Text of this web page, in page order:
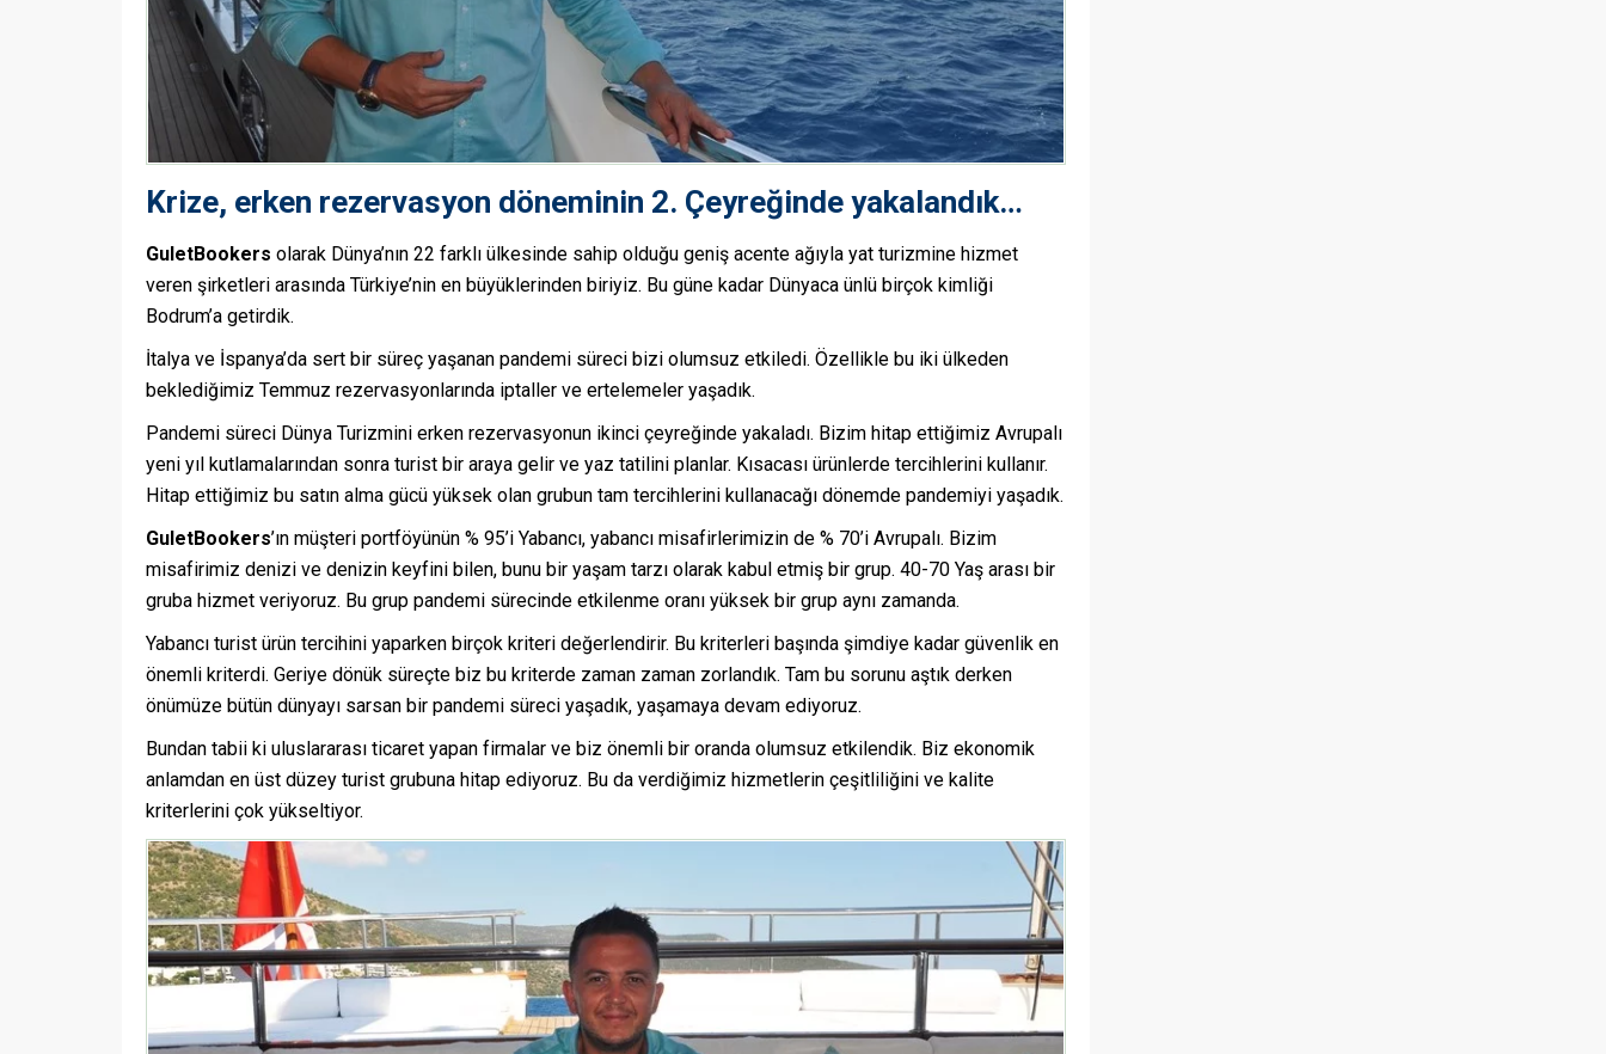
Krize, erken rezervasyon döneminin 2. Çeyreğinde yakalandık…
GuletBookers olarak Dünya’nın 22 farklı ülkesinde sahip olduğu geniş acente ağıyla yat turizmine hizmet
veren şirketleri arasında Türkiye’nin en büyüklerinden biriyiz. Bu güne kadar Dünyaca ünlü birçok kimliği
Bodrum’a getirdik.
İtalya ve İspanya’da sert bir süreç yaşanan pandemi süreci bizi olumsuz etkiledi. Özellikle bu iki ülkeden
beklediğimiz Temmuz rezervasyonlarında iptaller ve ertelemeler yaşadık.
Pandemi süreci Dünya Turizmini erken rezervasyonun ikinci çeyreğinde yakaladı. Bizim hitap ettiğimiz Avrupalı
yeni yıl kutlamalarından sonra turist bir araya gelir ve yaz tatilini planlar. Kısacası ürünlerde tercihlerini kullanır.
Hitap ettiğimiz bu satın alma gücü yüksek olan grubun tam tercihlerini kullanacağı dönemde pandemiyi yaşadık.
GuletBookers’ın müşteri portföyünün % 95’i Yabancı, yabancı misafirlerimizin de % 70’i Avrupalı. Bizim
misafirimiz denizi ve denizin keyfini bilen, bunu bir yaşam tarzı olarak kabul etmiş bir grup. 40-70 Yaş arası bir
gruba hizmet veriyoruz. Bu grup pandemi sürecinde etkilenme oranı yüksek bir grup aynı zamanda.
Yabancı turist ürün tercihini yaparken birçok kriteri değerlendirir. Bu kriterleri başında şimdiye kadar güvenlik en
önemli kriterdi. Geriye dönük süreçte biz bu kriterde zaman zaman zorlandık. Tam bu sorunu aştık derken
önümüze bütün dünyayı sarsan bir pandemi süreci yaşadık, yaşamaya devam ediyoruz.
Bundan tabii ki uluslararası ticaret yapan firmalar ve biz önemli bir oranda olumsuz etkilendik. Biz ekonomik
anlamdan en üst düzey turist grubuna hitap ediyoruz. Bu da verdiğimiz hizmetlerin çeşitliliğini ve kalite
kriterlerini çok yükseltiyor.